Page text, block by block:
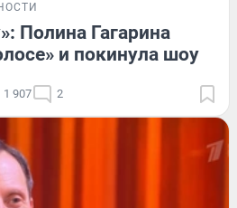
Полина Гагарина
и покинула шоу
1 907 2